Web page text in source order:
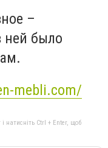
–
ней было
mebli.com/
натисніть Ctrl + Enter, щоб